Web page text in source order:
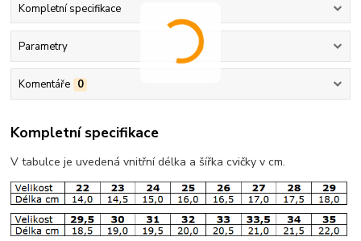
Kompletní specifikace
Parametry
Komentáře 0
Kompletní specifikace
V tabulce je uvedená vnitřní délka a šířka cvičky v cm.